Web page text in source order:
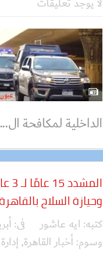
الداخلية لمكافحة ال...
وحيازة السلاح
كتبه: ايه عاشور فى:
وسوم:أخبار القاهرة,